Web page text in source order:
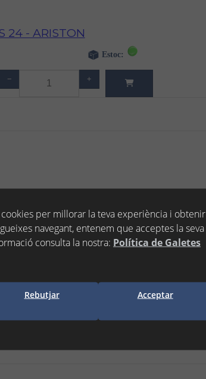
24 - ARISTON
Estoc:
− +
- ARISTON
cookies per millorar la teva experiència i obtenir
navegant, entenem que acceptes la seva
consulta la nostra: Política de Galetes
Rebutjar Acceptar